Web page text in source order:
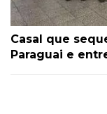
Casal que
Paraguai e